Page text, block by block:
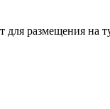
размещения на